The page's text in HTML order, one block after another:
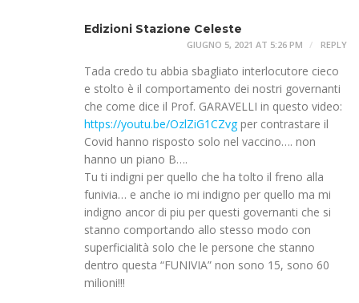
Edizioni Stazione Celeste
GIUGNO 5, 2021 AT 5:26 PM REPLY
Tada credo tu abbia sbagliato interlocutore cieco
e stolto è il comportamento dei nostri governanti
che come dice il Prof. GARAVELLI in questo video:
https://youtu.be/OzlZiG1CZvgper contrastare il
Covid hanno risposto solo nel vaccino…. non
hanno un piano B….
Tu ti indigni per quello che ha tolto il freno alla
funivia… e anche io mi indigno per quello ma mi
indigno ancor di piu per questi governanti che si
stanno comportando allo stesso modo con
superficialità solo che le persone che stanno
dentro questa “FUNIVIA” non sono 15, sono 60
milioni!!!